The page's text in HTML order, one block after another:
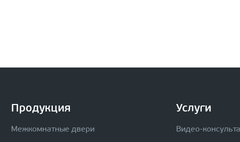
Продукция
Межкомнатные двери
Услуги
Видео-